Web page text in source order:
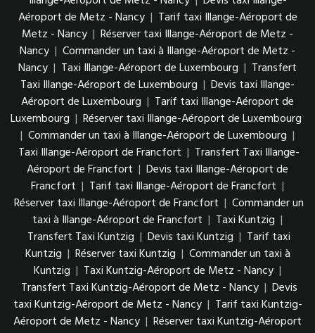
Aéroport de Metz - Nancy | Tarif taxi Illange-Aéroport de
Metz - Nancy | Réserver taxi Illange-Aéroport de Metz -
Nancy | Commander un taxi à Illange-Aéroport de Metz -
Nancy | Taxi Illange-Aéroport de Luxembourg | Transfert
Taxi Illange-Aéroport de Luxembourg | Devis taxi Illange-
Aéroport de Luxembourg | Tarif taxi Illange-Aéroport de
Luxembourg | Réserver taxi Illange-Aéroport de Luxembourg
| Commander un taxi à Illange-Aéroport de Luxembourg |
Taxi Illange-Aéroport de Francfort | Transfert Taxi Illange-
Aéroport de Francfort | Devis taxi Illange-Aéroport de
Francfort | Tarif taxi Illange-Aéroport de Francfort |
Réserver taxi Illange-Aéroport de Francfort | Commander un
taxi à Illange-Aéroport de Francfort | Taxi Kuntzig |
Transfert Taxi Kuntzig | Devis taxi Kuntzig | Tarif taxi
Kuntzig | Réserver taxi Kuntzig | Commander un taxi à
Kuntzig | Taxi Kuntzig-Aéroport de Metz - Nancy |
Transfert Taxi Kuntzig-Aéroport de Metz - Nancy | Devis
taxi Kuntzig-Aéroport de Metz - Nancy | Tarif taxi Kuntzig-
Aéroport de Metz - Nancy | Réserver taxi Kuntzig-Aéroport